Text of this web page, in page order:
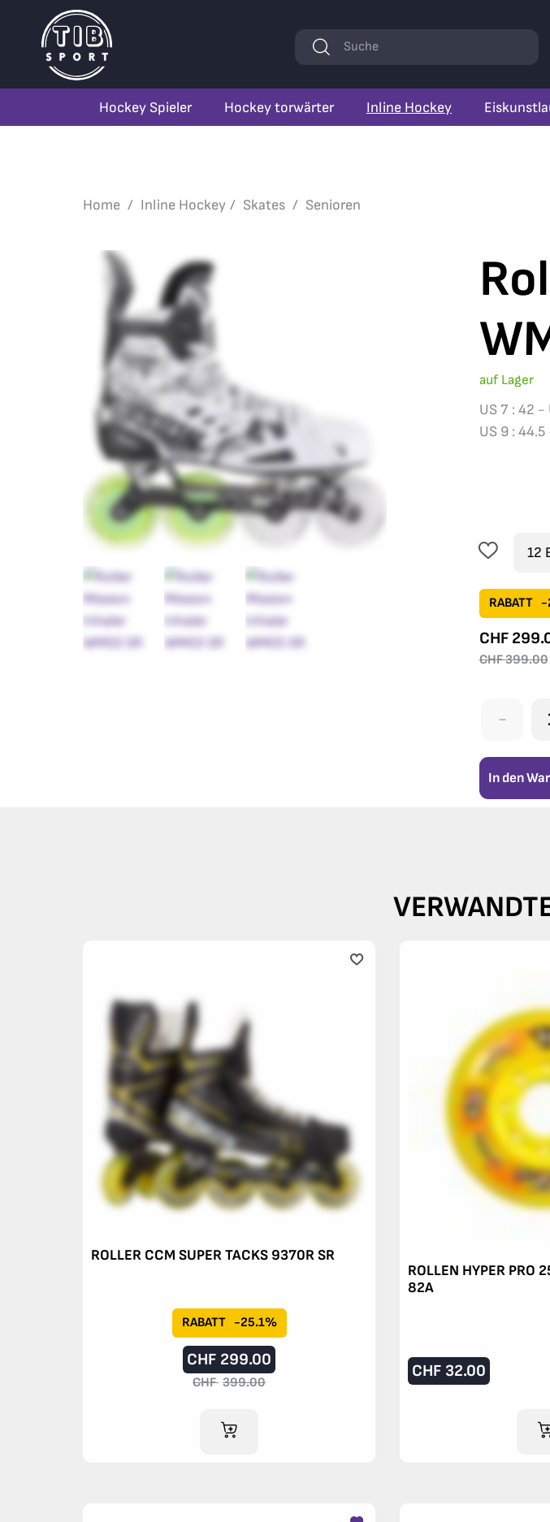
Hockey Spieler Hockey torwärter Inline Hockey
Stichwörter
Suchen
Home Inline Hockey Skates Senioren
auf Lager
US 7 : 42 -
US 9 :
RABATT -
CHF
CHF399.00
-
In den
ROLLER CCM SUPER TACKS 9370R SR
RABATT -25.1%
CHF 299.00
CHF 399.00
IM WARENKORB
ROLLEN HYPER PRO
82A
CHF 32.00